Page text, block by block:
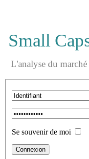
Small
L'analyse du
Se souvenir de moi